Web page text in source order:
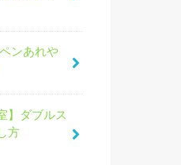
ンあれや
】ダブルス
方